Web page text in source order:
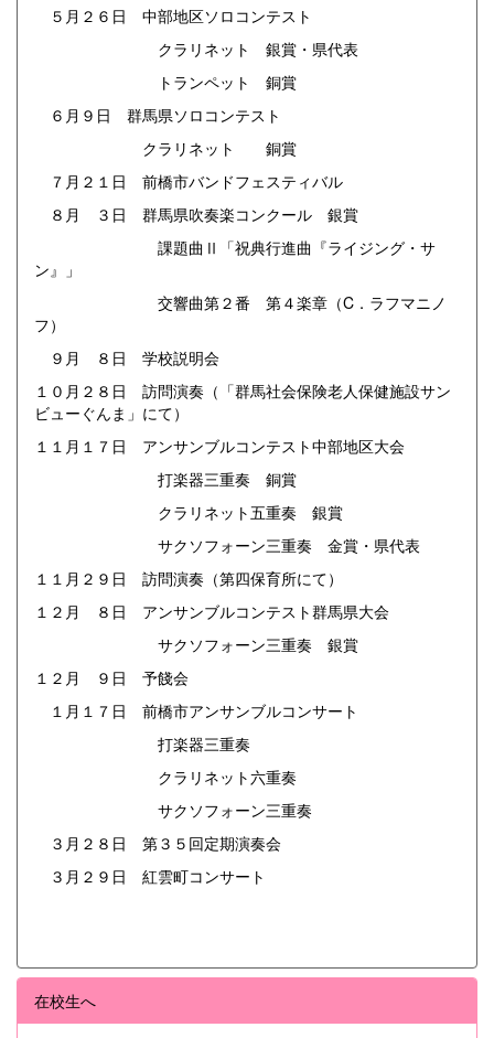
５月２６日 中部地区ソロコンテスト
クラリネット 銀賞・県代表
トランペット 銅賞
６月９日 群馬県ソロコンテスト
クラリネット 銅賞
７月２１日 前橋市バンドフェスティバル
８月 ３日 群馬県吹奏楽コンクール 銀賞
課題曲Ⅱ「祝典行進曲『ライジング・サ
ン』」
交響曲第２番 第４楽章（C．ラフマニノ
フ）
９月 ８日 学校説明会
１０月２８日 訪問演奏（「群馬社会保険老人保健施設サン
ビューぐんま」にて）
１１月１７日 アンサンブルコンテスト中部地区大会
打楽器三重奏 銅賞
クラリネット五重奏 銀賞
サクソフォーン三重奏 金賞・県代表
１１月２９日 訪問演奏（第四保育所にて）
１２月 ８日 アンサンブルコンテスト群馬県大会
サクソフォーン三重奏 銀賞
１２月 ９日 予餞会
１月１７日 前橋市アンサンブルコンサート
打楽器三重奏
クラリネット六重奏
サクソフォーン三重奏
３月２８日 第３５回定期演奏会
３月２９日 紅雲町コンサート
在校生へ